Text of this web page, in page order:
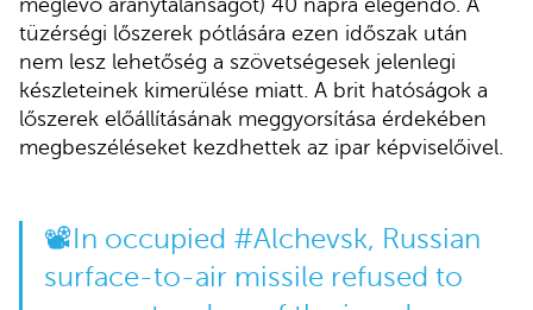
meglévő aránytalanságot) 40 napra elegendő. A
tüzérségi lőszerek pótlására ezen időszak után
nem lesz lehetőség a szövetségesek jelenlegi
készleteinek kimerülése miatt. A brit hatóságok a
lőszerek előállításának meggyorsítása érdekében
megbeszéléseket kezdhettek az ipar képviselőivel.
📽️In occupied #Alchevsk, Russian
surface-to-air missile refused to